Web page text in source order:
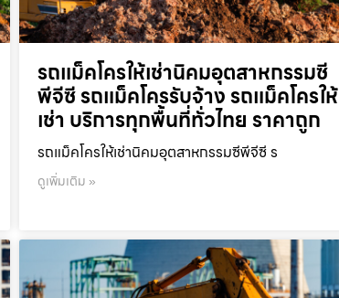
รถแม็คโครให้เช่านิคมอุตสาหกรรมซี
พีจีซี รถแม็คโครรับจ้าง รถแม็คโครให้
เช่า บริการทุกพื้นที่ทั่วไทย ราคาถูก
รถแม็คโครให้เช่านิคมอุตสาหกรรมซีพีจีซี ร
ดูเพิ่มเติม »